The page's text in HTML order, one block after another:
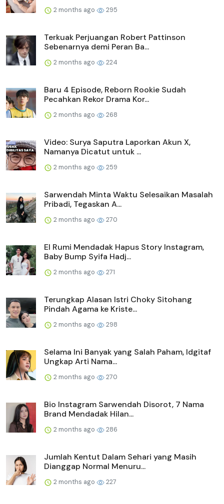
2 months ago 295
Terkuak Perjuangan Robert Pattinson
Sebenarnya demi Peran Ba...
2 months ago 224
Baru 4 Episode, Reborn Rookie Sudah
Pecahkan Rekor Drama Kor...
2 months ago 268
Video: Surya Saputra Laporkan Akun X,
Namanya Dicatut untuk ...
2 months ago 259
Sarwendah Minta Waktu Selesaikan Masalah
Pribadi, Tegaskan A...
2 months ago 270
El Rumi Mendadak Hapus Story Instagram,
Baby Bump Syifa Hadj...
2 months ago 271
Terungkap Alasan Istri Choky Sitohang
Pindah Agama ke Kriste...
2 months ago 298
Selama Ini Banyak yang Salah Paham, Idgitaf
Ungkap Arti Nama...
2 months ago 270
Bio Instagram Sarwendah Disorot, 7 Nama
Brand Mendadak Hilan...
2 months ago 286
Jumlah Kentut Dalam Sehari yang Masih
Dianggap Normal Menuru...
2 months ago 227